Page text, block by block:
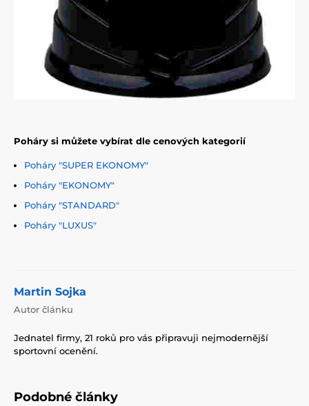
Poháry si můžete vybírat dle cenových kategorií
Poháry "SUPER EKONOMY"
Poháry "EKONOMY"
Poháry "STANDARD"
Poháry "LUXUS"
Martin Sojka
Autor článku
Jednatel firmy, 21 roků pro vás připravuji nejmodernější
sportovní ocenění.
Podobné články